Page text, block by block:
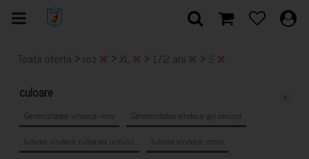
Toata oferta > roz > XL > 1/2 ani > S
culoare
Generozitatea vindecă- mov
Generozitatea vindecă- gri cenușă
Iubirea vindecă- culoarea untului
Iubirea vindecă- maro